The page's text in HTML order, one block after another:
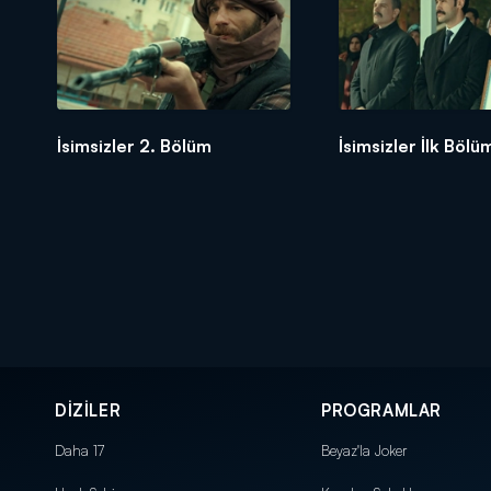
İsimsizler 2. Bölüm İsimsizler İlk
DİZİLER
Daha 17
PROGRAMLAR
Beyaz'la Joker